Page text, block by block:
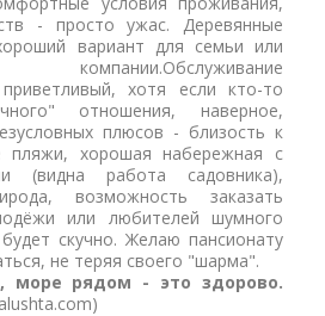
- просто ужас. Деревянные
вариант для семьи или
приветливый, хотя если кто-то
отношения, наверное,
плюсов - близость к
пляжи, хорошая набережная с
(видна работа садовника),
возможность заказать
или любителей шумного
скучно. Желаю пансионату
не теряя своего "шарма".
море рядом - это здорово.